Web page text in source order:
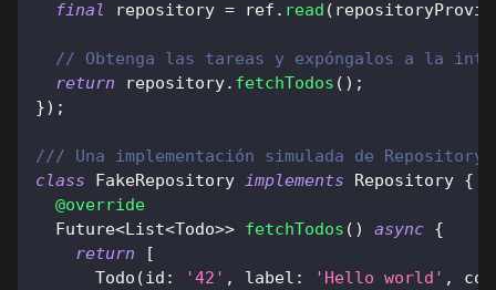
final
repository = ref . read (
// Obtenga las tareas y expóngalos a la
return repository. fetchTodos ( ) ;
}) ;
/// Una implementación simulada de
class
FakeRepository implements Repository {
@override
Future<List<Todo>> fetchTodos ( ) async {
return
[
Todo (id : '42' , label : 'Hello world' ,